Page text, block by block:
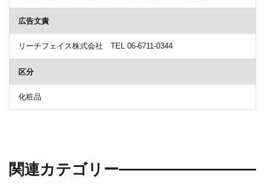
広告文責
リーチフェイス株式会社 TEL 06-6711-0344
区分
化粧品
関連カテゴリー